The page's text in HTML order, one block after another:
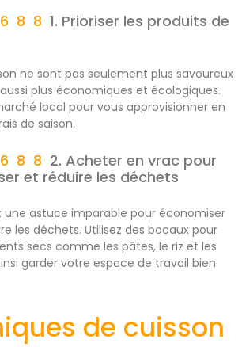
1. Prioriser les produits de
ne sont pas seulement plus savoureux
plus économiques et écologiques.
local pour vous approvisionner en
de saison.
2. Acheter en vrac pour
et réduire les déchets
une astuce imparable pour économiser
les déchets. Utilisez des bocaux pour
secs comme les pâtes, le riz et les
garder votre espace de travail bien
de cuisson